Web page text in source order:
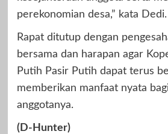
perekonomian desa,” kata Dedi.
Rapat ditutup dengan
bersama dan harapan agar
Putih Pasir Putih dapat terus
memberikan manfaat nyata
anggotanya.
(D-Hunter)